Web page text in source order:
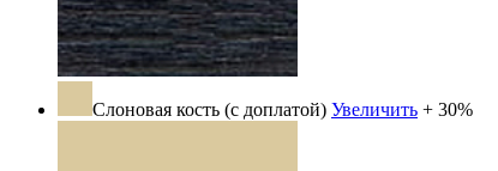
Слоновая кость (с доплатой) Увеличить + 30%